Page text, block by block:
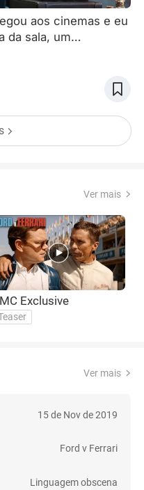
aos cinemas e eu
da sala, um
na minha
profunda e cheia
ter se perdido no
Venom 3 é o
— mu
Ver mais
Exclusive
Ver mais
15 de Nov de 2019
Ford v Ferrari
Linguagem obscena